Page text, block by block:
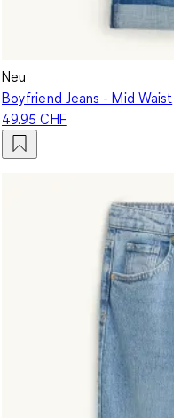
Neu
Boyfriend Jeans - Mid Waist
49.95 CHF